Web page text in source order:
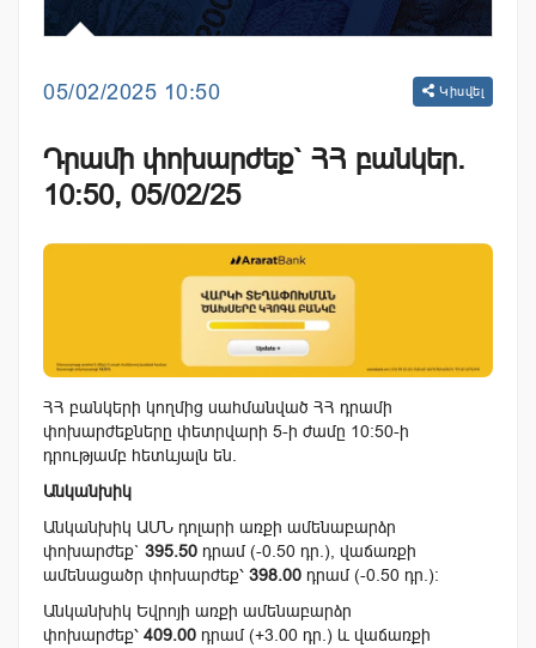
05/02/2025 10:50 Կիսվել
Դրամի փոխարժեք` ՀՀ բանկեր.
10:50, 05/02/25
ՀՀ բանկերի կողմից սահմանված ՀՀ դրամի
փոխարժեքները փետրվարի 5-ի ժամը 10:50-ի
դրությամբ հետևյալն են.
Անկանխիկ
Անկանխիկ ԱՄՆ դոլարի առքի ամենաբարձր
փոխարժեք` 395.50 դրամ (-0.50 դր.), վաճառքի
ամենացածր փոխարժեք՝ 398.00 դրամ (-0.50 դր.):
Անկանխիկ Եվրոյի առքի ամենաբարձր
փոխարժեք՝ 409.00 դրամ (+3.00 դր.) և վաճառքի